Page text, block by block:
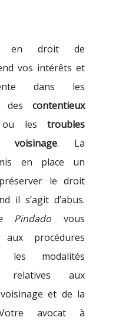
en droit de
vos intérêts et
dans les
des contentieux
les troubles
voisinage. La
en place un
le droit
il s’agit d’abus.
Pindado vous
procédures
les modalités
relatives aux
et de la
avocat à